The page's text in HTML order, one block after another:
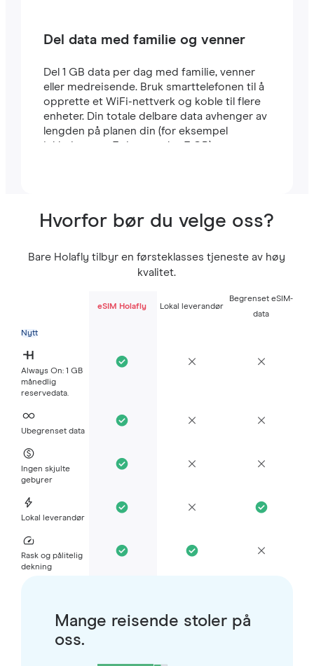
Del data med familie og venner
Del 1 GB data per dag med familie, venner
eller medreisende. Bruk smarttelefonen til å
opprette et WiFi-nettverk og koble til flere
enheter. Din totale delbare data avhenger av
lengden på planen din (for eksempel
inkluderer en 7-dagers plan 7 GB).
Hvorfor bør du velge oss?
Bare Holafly tilbyr en førsteklasses tjeneste av høy
kvalitet.
eSIM Holafly Lokal leverandør
Begrenset eSIM-
data
Nytt
Always On: 1 GB
månedlig
reservedata.
Ubegrenset data
Ingen skjulte
gebyrer
Lokal leverandør
Rask og pålitelig
dekning
Mange reisende stoler på
oss.